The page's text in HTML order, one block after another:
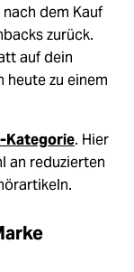
dem Kauf
zurück.
auf dein
zu einem
Kategorie. Hier
an reduzierten